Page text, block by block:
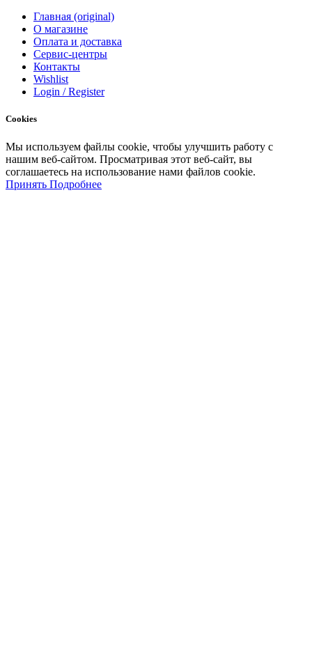
Главная (original)
О магазине
Оплата и доставка
Сервис-центры
Контакты
Wishlist
Login / Register
Cookies
Мы используем файлы cookie, чтобы улучшить работу с
нашим веб-сайтом. Просматривая этот веб-сайт, вы
соглашаетесь на использование нами файлов cookie.
Принять Подробнее